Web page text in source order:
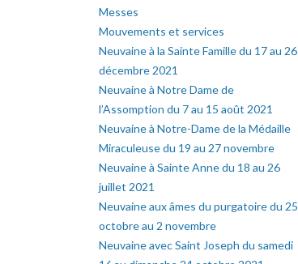
Messes
Mouvements et services
Neuvaine à la Sainte Famille du 17 au 26
décembre 2021
Neuvaine à Notre Dame de
l’Assomption du 7 au 15 août 2021
Neuvaine à Notre-Dame de la Médaille
Miraculeuse du 19 au 27 novembre
Neuvaine à Sainte Anne du 18 au 26
juillet 2021
Neuvaine aux âmes du purgatoire du 25
octobre au 2 novembre
Neuvaine avec Saint Joseph du samedi